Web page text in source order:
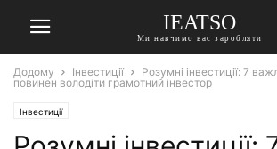
IEATSO
Ми навчимо вас заробляти
Додому Інвестиції
Розумні інвестиції: 7
повинен володіти грамотний інвестор
Інвестиції